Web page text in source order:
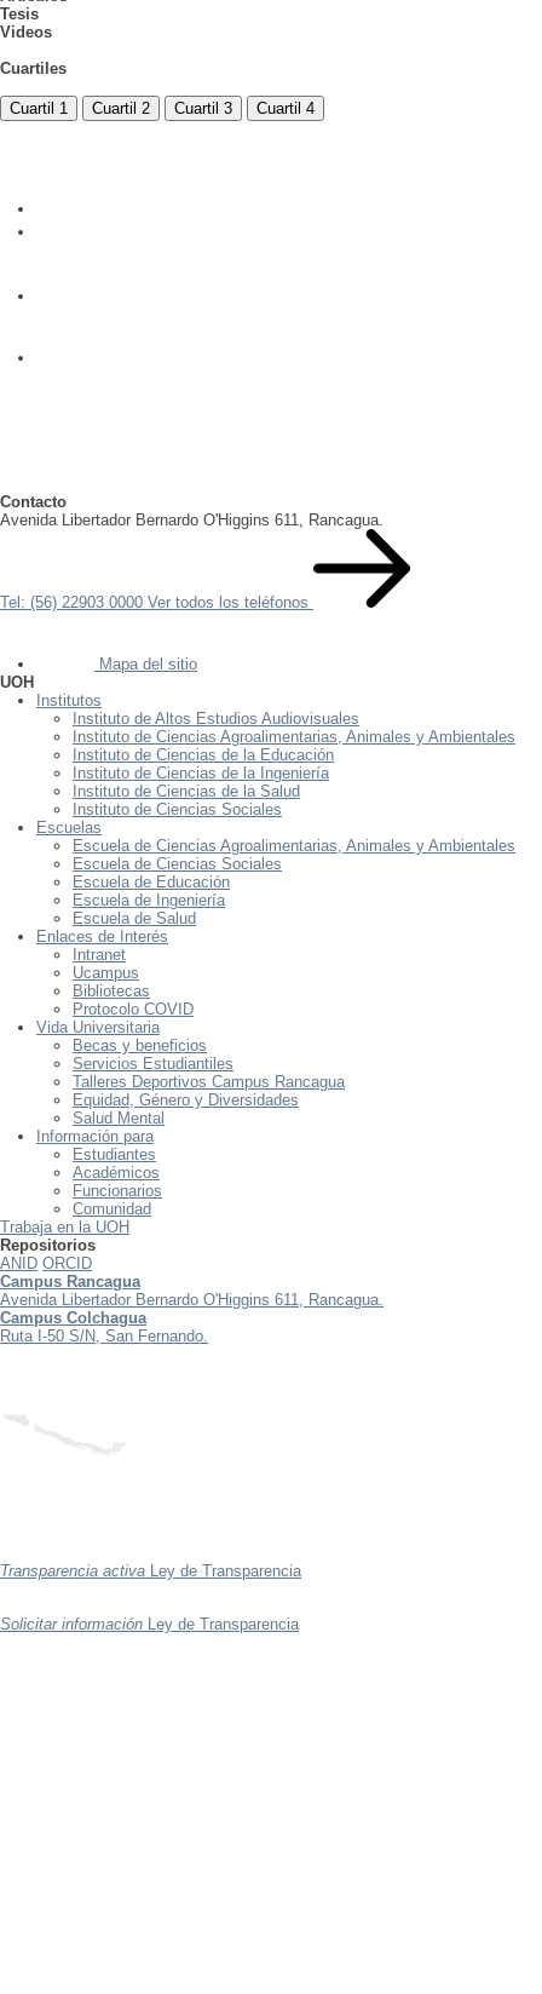
Tesis
Videos
Cuartiles
Cuartil 1 Cuartil 2 Cuartil 3 Cuartil 4
Contacto
Avenida Libertador Bernardo O'Higgins 611, Rancagua.
Tel: (56) 22903 0000 Ver todos los teléfonos
Mapa del sitio
UOH
Institutos
Instituto de Altos Estudios Audiovisuales
Instituto de Ciencias Agroalimentarias, Animales y Ambientales
Instituto de Ciencias de la Educación
Instituto de Ciencias de la Ingeniería
Instituto de Ciencias de la Salud
Instituto de Ciencias Sociales
Escuelas
Escuela de Ciencias Agroalimentarias, Animales y Ambientales
Escuela de Ciencias Sociales
Escuela de Educación
Escuela de Ingeniería
Escuela de Salud
Enlaces de Interés
Intranet
Ucampus
Bibliotecas
Protocolo COVID
Vida Universitaria
Becas y beneficios
Servicios Estudiantiles
Talleres Deportivos Campus Rancagua
Equidad, Género y Diversidades
Salud Mental
Información para
Estudiantes
Académicos
Funcionarios
Comunidad
Trabaja en la UOH
Repositorios
ANID ORCID
Campus Rancagua
Avenida Libertador Bernardo O'Higgins 611, Rancagua.
Campus Colchagua
Ruta I-50 S/N, San Fernando.
Transparencia activa Ley de Transparencia
Solicitar información Ley de Transparencia